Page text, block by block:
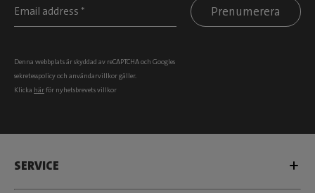
Prenumerera
Denna webbplats är skyddad av reCAPTCHA och Googles
sekretesspolicyoch användarvillkorgäller.
Klicka härför nyhetsbrevets villkor
SERVICE